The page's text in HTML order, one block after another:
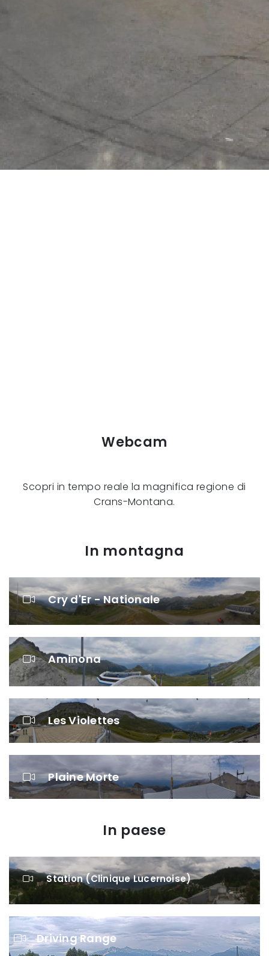
Webcam
Scopri in tempo reale la magnifica regione di
Crans-Montana.
In montagna
Cry d'Er - Nationale
Aminona
Les Violettes
Plaine Morte
In paese
Station (Clinique Lucernoise)
Driving Range